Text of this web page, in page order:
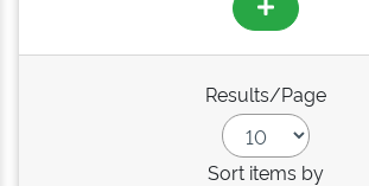
Results/Page
Sort items by